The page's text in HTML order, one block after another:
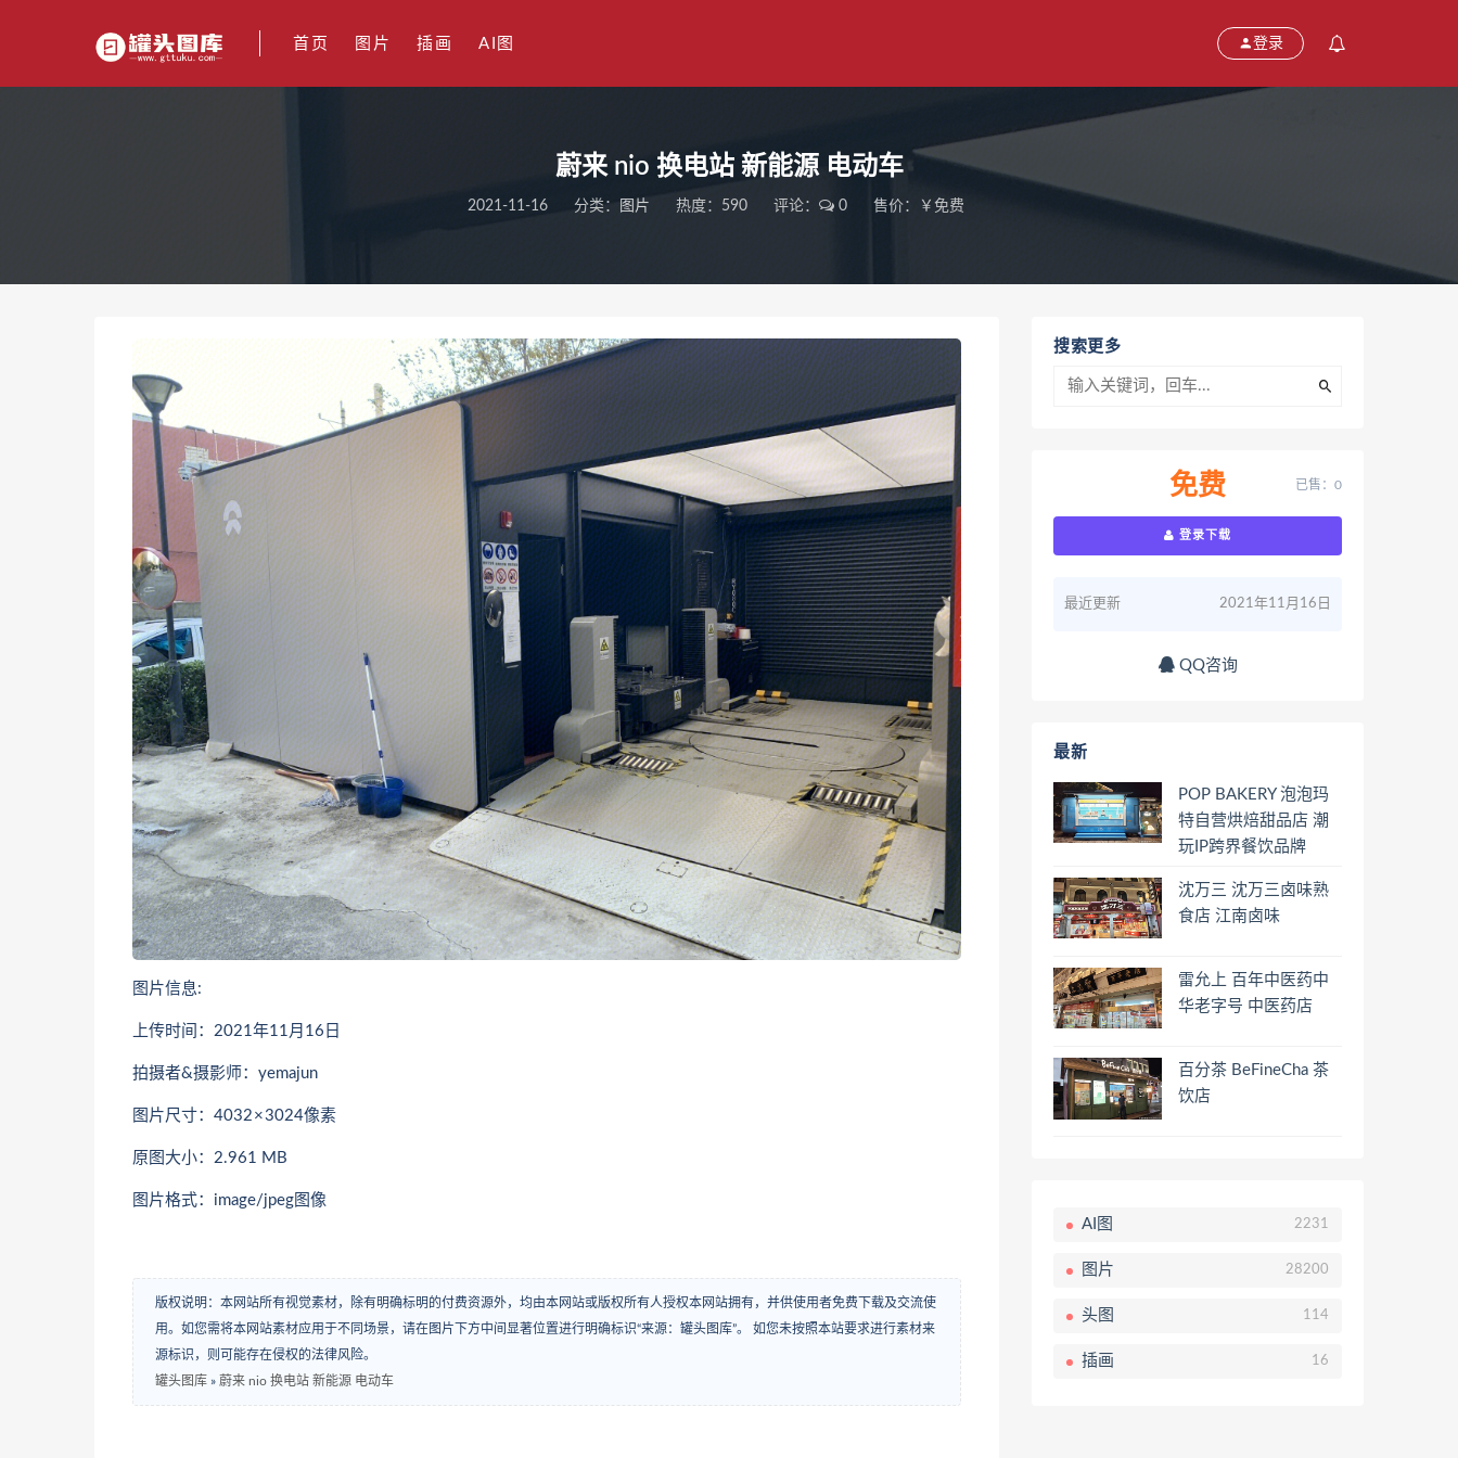
首页 图片 插画 AI图 登录
蔚来 nio 换电站 新能源 电动车
2021-11-16 分类： 图片 热度：590 评论： 0 售价：￥免费
图片信息:
上传时间：2021年11月16日
拍摄者&摄影师：yemajun
图片尺寸：4032 × 3024像素
原图大小：2.961 MB
图片格式：image/jpeg图像
版权说明：本网站所有视觉素材，除有明确标明的付费资源外，均由本网站或版权所有人授权本网站拥有，并供使用者免费下载及交流使
用。如您需将本网站素材应用于不同场景，请在图片下方中间显著位置进行明确标识“来源：罐头图库”。 如您未按照本站要求进行素材来
源标识，则可能存在侵权的法律风险。
罐头图库 » 蔚来 nio 换电站 新能源 电动车
搜索更多
免费 已售：0
登录下载
最近更新 2021年11月16日
QQ咨询
最新
POP BAKERY 泡泡玛
特自营烘焙甜品店 潮
玩IP跨界餐饮品牌
沈万三 沈万三卤味熟
食店 江南卤味
雷允上 百年中医药中
华老字号 中医药店
百分茶 BeFineCha 茶
饮店
AI图 2231
图片 28200
头图 114
插画 16